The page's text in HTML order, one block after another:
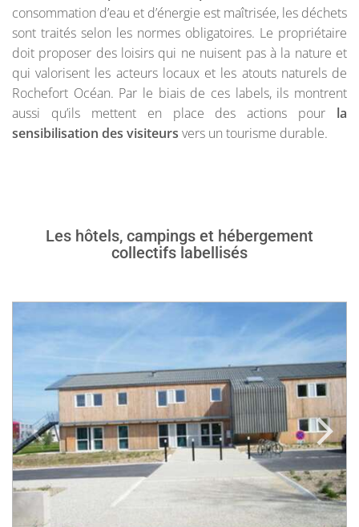
consommation d’eau et d’énergie est maîtrisée, les déchets
sont traités selon les normes obligatoires. Le propriétaire
doit proposer des loisirs qui ne nuisent pas à la nature et
qui valorisent les acteurs locaux et les atouts naturels de
Rochefort Océan. Par le biais de ces labels, ils montrent
aussi qu’ils mettent en place des actions pour la
sensibilisation des visiteurs vers un tourisme durable.
Les hôtels, campings et hébergement
collectifs labellisés